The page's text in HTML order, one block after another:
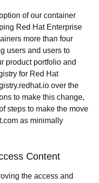
of our container
Red Hat Enterprise
more than four
users and users to
product portfolio and
for Red Hat
over the
to make this change,
steps to make the move
as minimally
Content
the access and